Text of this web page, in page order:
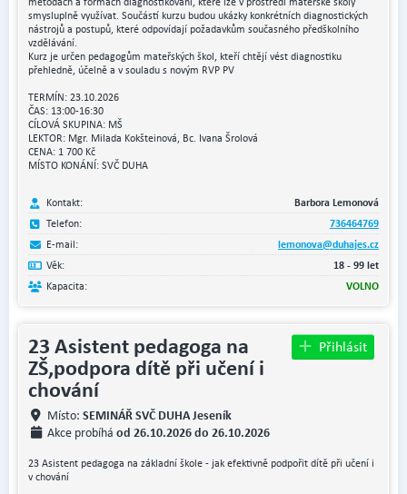
smysluplně využívat. Součástí kurzu budou ukázky konkrétních diagnostických
nástrojů a postupů, které odpovídají požadavkům současného předškolního
vzdělávání.
Kurz je určen pedagogům mateřských škol, kteří chtějí vést diagnostiku
přehledně, účelně a v souladu s novým RVP PV
TERMÍN: 23.10.2026
ČAS: 13:00-16:30
CÍLOVÁ SKUPINA: MŠ
LEKTOR: Mgr. Milada Kokšteinová, Bc. Ivana Šrolová
CENA: 1 700 Kč
MÍSTO KONÁNÍ: SVČ DUHA
Kontakt:
Barbora Lemonová
Telefon:
736464769
E-mail:
lemonova@duhajes.cz
Věk:
18 - 99 let
Kapacita:
VOLNO
23 Asistent pedagoga na
ZŠ,podpora dítě při učení i
chování
Přihlásit
Místo: SEMINÁŘ SVČ DUHA Jeseník
Akce probíhá od 26.10.2026 do 26.10.2026
23 Asistent pedagoga na základní škole - jak efektivně podpořit dítě při učení i
v chování